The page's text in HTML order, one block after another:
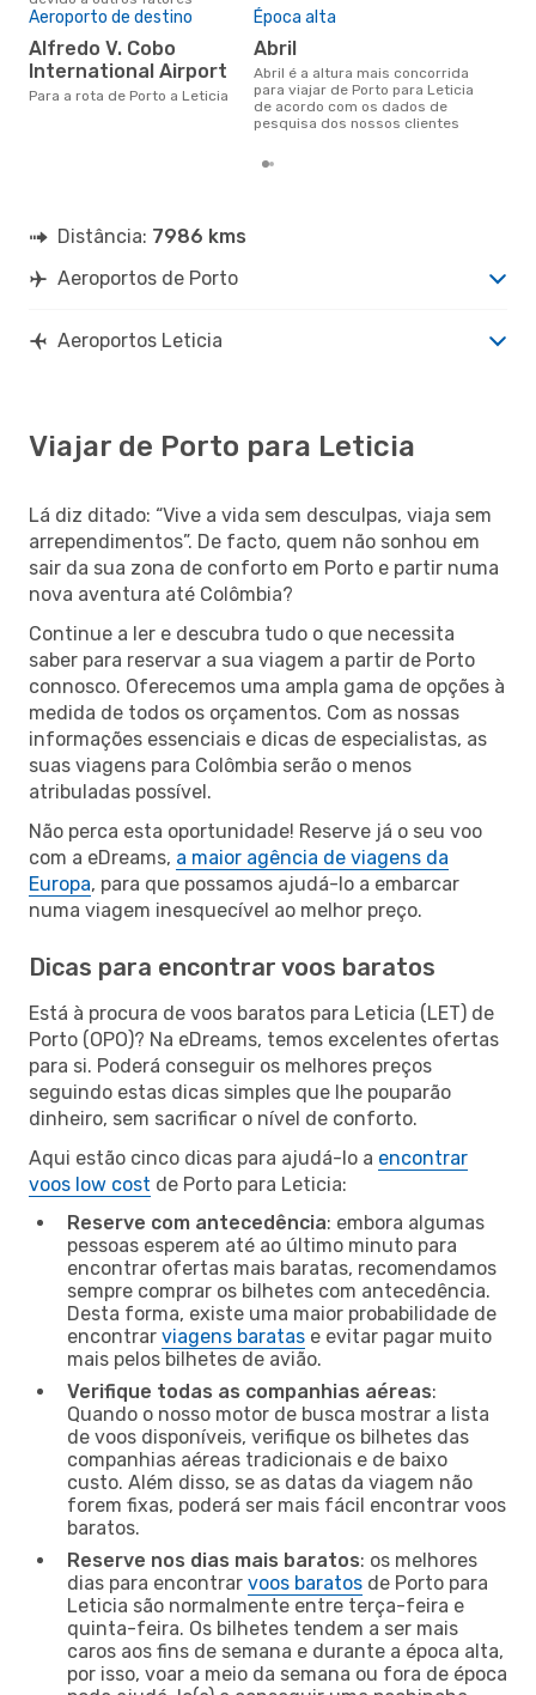
Aeroporto de destino
Alfredo V. Cobo
International Airport
Para a rota de Porto a Leticia
Época alta
abril
abril é a altura mais concorrida
para viajar de Porto para Leticia
de acordo com os dados de
pesquisa dos nossos clientes
Distância: 7986 kms
Aeroportos de Porto
Aeroportos Leticia
Viajar de Porto para Leticia
Lá diz ditado: “Vive a vida sem desculpas, viaja sem
arrependimentos”. De facto, quem não sonhou em
sair da sua zona de conforto em Porto e partir numa
nova aventura até Colômbia?
Continue a ler e descubra tudo o que necessita
saber para reservar a sua viagem a partir de Porto
connosco. Oferecemos uma ampla gama de opções à
medida de todos os orçamentos. Com as nossas
informações essenciais e dicas de especialistas, as
suas viagens para Colômbia serão o menos
atribuladas possível.
Não perca esta oportunidade! Reserve já o seu voo
com a eDreams, a maior agência de viagens da
Europa, para que possamos ajudá-lo a embarcar
numa viagem inesquecível ao melhor preço.
Dicas para encontrar voos baratos
Está à procura de voos baratos para Leticia (LET) de
Porto (OPO)? Na eDreams, temos excelentes ofertas
para si. Poderá conseguir os melhores preços
seguindo estas dicas simples que lhe pouparão
dinheiro, sem sacrificar o nível de conforto.
Aqui estão cinco dicas para ajudá-lo a encontrar
voos low cost de Porto para Leticia:
Reserve com antecedência: embora algumas
pessoas esperem até ao último minuto para
encontrar ofertas mais baratas, recomendamos
sempre comprar os bilhetes com antecedência.
Desta forma, existe uma maior probabilidade de
encontrar viagens baratas e evitar pagar muito
mais pelos bilhetes de avião.
Verifique todas as companhias aéreas:
Quando o nosso motor de busca mostrar a lista
de voos disponíveis, verifique os bilhetes das
companhias aéreas tradicionais e de baixo
custo. Além disso, se as datas da viagem não
forem fixas, poderá ser mais fácil encontrar voos
baratos.
Reserve nos dias mais baratos: os melhores
dias para encontrar voos baratos de Porto para
Leticia são normalmente entre terça-feira e
quinta-feira. Os bilhetes tendem a ser mais
caros aos fins de semana e durante a época alta,
por isso, voar a meio da semana ou fora de época